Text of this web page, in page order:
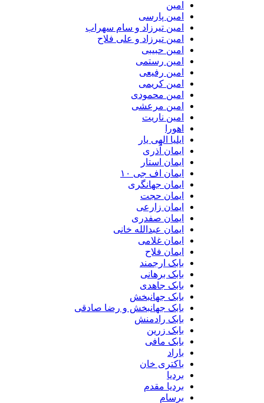
امین پارسی
امین تیرزاد و سام سهراب
امین تیرزاد و علی فلاح
امین حبیبی
امین رستمی
امین رفیعی
امین کریمی
امین محمودی
امین مرعشی
امین ناریت
ایلیا الهی یار
ایمان آذری
ایمان استار
ایمان اف جی ۱۰
ایمان جهانگری
ایمان حجت
ایمان زارعی
ایمان صفدری
ایمان عبدالله خانی
ایمان غلامی
ایمان فلاح
بابک ارجمند
بابک برهانی
بابک جاهدی
بابک جهانبخش
بابک جهانبخش و رضا صادقی
بابک رادمنش
بابک زرین
بابک مافی
باکتری خان
بردیا مقدم